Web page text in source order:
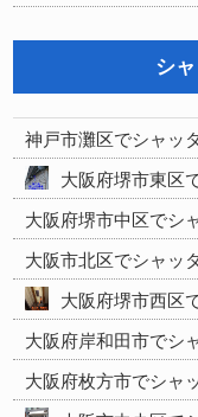
シ
神戸市灘区でシャッ
大阪府堺市東区
大阪府堺市中区でシ
大阪市北区でシャッ
大阪府堺市西区
大阪府岸和田市でシ
大阪府枚方市でシャ